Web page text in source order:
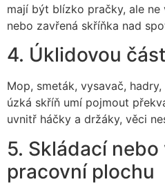
mají být blízko pračky, ale ne
nebo zavřená skříňka nad
4. Úklidovou část
Mop, smeták, vysavač,
úzká skříň umí pojmout
uvnitř háčky a držáky, věci
5. Skládací
pracovní plochu